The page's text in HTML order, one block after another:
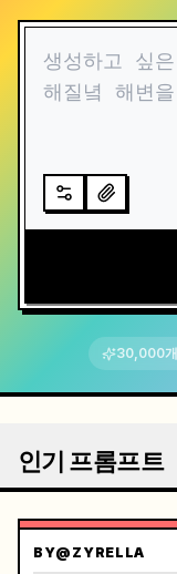
30,000개
인기 프롬프트
BY@ZYRELLA